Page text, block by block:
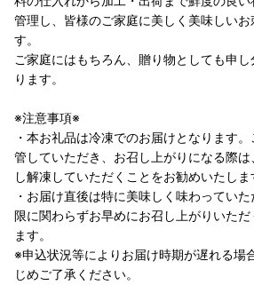
管理し、皆様のご家庭に美しく美味しいお
す。
ご家庭にはもちろん、贈り物としても申
ります。
※注意事項※
・本お礼品は冷凍でのお届けとなります
管していただき、お召し上がりになる際
し解凍していただくことをお勧めいたしま
・お届け直後は特に美味しく味わってい
限に関わらずお早めにお召し上がりいた
ます。
※申込状況等によりお届け時期が遅れる場
じめご了承ください。